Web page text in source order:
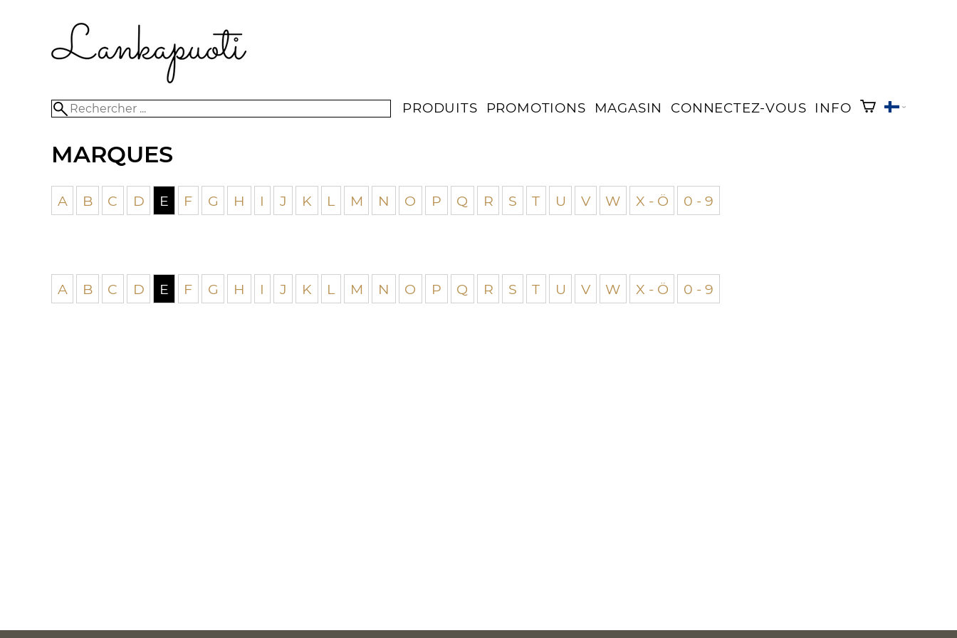
PRODUITS PROMOTIONS MAGASIN CONNECTEZ-VOUS INFO
MARQUES
A B C D E F G H I J K L M N O P Q R S T U V W X - Ö 0 - 9
A B C D E F G H I J K L M N O P Q R S T U V W X - Ö 0 - 9